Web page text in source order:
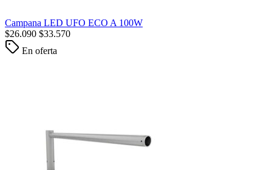
Campana LED UFO ECO A 100W
$26.090 $33.570
En oferta